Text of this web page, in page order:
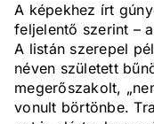
A képekhez írt
feljelentő szerint –
A listán szerepel
néven született
megerőszakolt,
vonult börtönbe.